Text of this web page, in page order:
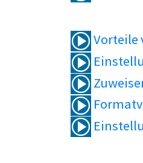
Vorteile